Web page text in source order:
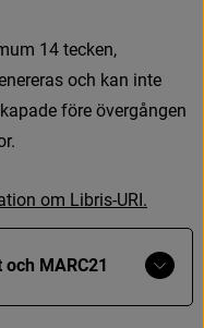
um 14 tecken,
nereras och kan inte
kapade före övergången
r.
tion om Libris-UR .
i nytt fönster)Länk till
MARC21
Visa
mer